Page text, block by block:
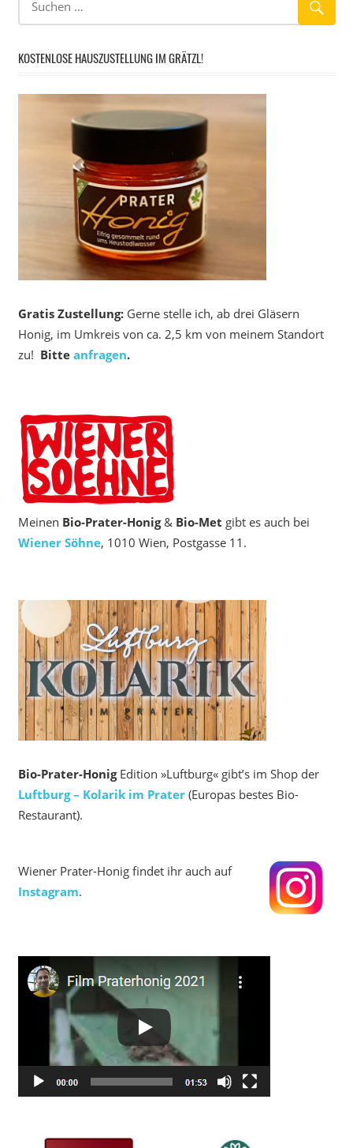
KOSTENLOSE HAUSZUSTELLUNG IM GRÄTZL!
Gratis Zustellung:Gerne stelle ich, ab drei Gläsern
Honig, im Umkreis von ca. 2,5 km von meinem Standort
zu! Bitte anfragen.
Meinen Bio‑Prater-Honig& Bio-Met gibt es auch bei
Wiener Söhne, 1010 Wien, Postgasse 11.
Bio-Prater-HonigEdition »Luftburg« gibt’s im Shop der
Luftburg – Kolarik im Prater(Europas bestes Bio-
Restaurant).
Wiener Prater-Honig findet ihr auch auf
Instagram.